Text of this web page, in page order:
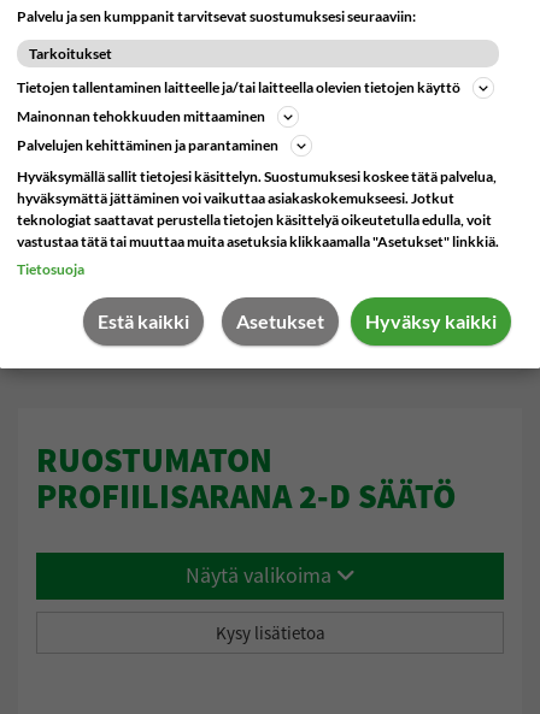
RUOSTUMATON
PROFIILISARANA 2-D SÄÄTÖ
Näytä valikoima
Kysy lisätietoa
Painikkeet ja vetimet
Palotiivisteet
Kumitiivisteet
Tiivisteprofiilit
Nukkaharjatiivisteet
Tiivistekynnykset
Liimat
Viking Arm
Patterinsuojus
Pianosaranat
Piilosaranat
Pivot saranat
Sähkösaranat
Tiivistysratkaisut
Palvelu ja sen kumppanit tarvitsevat suostumuksesi seuraaviin:
Tarkoitukset
Tietojen tallentaminen laitteelle ja/tai laitteella olevien tietojen käyttö
Mainonnan tehokkuuden mittaaminen
Palvelujen kehittäminen ja parantaminen
Hyväksymällä sallit tietojesi käsittelyn. Suostumuksesi koskee tätä palvelua,
hyväksymättä jättäminen voi vaikuttaa asiakaskokemukseesi. Jotkut
teknologiat saattavat perustella tietojen käsittelyä oikeutetulla edulla, voit
vastustaa tätä tai muuttaa muita asetuksia klikkaamalla "Asetukset" linkkiä.
Tietosuoja
Estä kaikki Asetukset Hyväksy kaikki